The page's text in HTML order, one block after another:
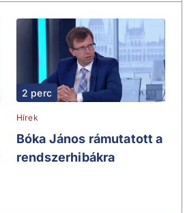
2 perc
Hírek
Bóka János rámutatott a
rendszerhibákra